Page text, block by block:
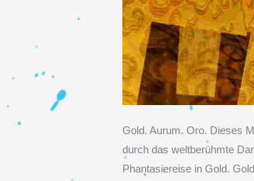
Gold. Aurum. Oro. Dieses
durch das weltberühmte
Phantasiereise in Gold.